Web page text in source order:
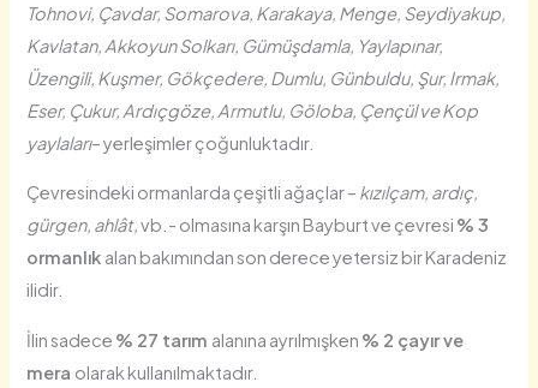
Tohnovi, Çavdar, Somarova, Karakaya, Menge, Seydiyakup,
Kavlatan, Akkoyun Solkarı, Gümüşdamla, Yaylapınar,
Üzengili, Kuşmer, Gökçedere, Dumlu, Günbuldu, Şur, Irmak,
Eser, Çukur, Ardıçgöze, Armutlu, Göloba, Çençül ve Kop
yaylaları– yerleşimler çoğunluktadır.
Çevresindeki ormanlarda çeşitli ağaçlar – kızılçam, ardıç,
gürgen, ahlât,vb.- olmasına karşın Bayburt ve çevresi % 3
ormanlık alan bakımından son derece yetersiz bir Karadeniz
ilidir.
İlin sadece % 27 tarım alanına ayrılmışken % 2 çayır ve
mera olarak kullanılmaktadır.